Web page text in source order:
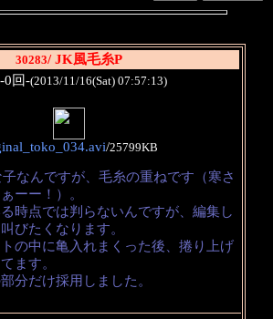
30283/ JK風毛糸P
0回-(2013/11/16(Sat) 07:57:13)
/25799KB
なんですが、毛糸の重ねです（寒さ
ーー！）。
時点では判らないんですが、編集し
びたくなります。
の中に亀入れまくった後、捲り上げ
ます。
分だけ採用しました。